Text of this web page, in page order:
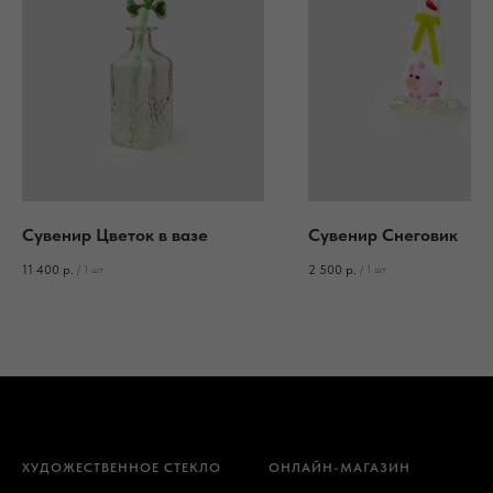
Сувенир Цветок в вазе
11 400 р. / 1 шт
Сувенир Снеговик
2 500 р. / 1 шт
ХУДОЖЕСТВЕННОЕ СТЕКЛО ОНЛАЙН-МАГАЗИН